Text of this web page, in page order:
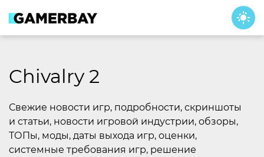
content
Chivalry 2
Свежие новости игр, подробности, скриншоты
и статьи, новости игровой индустрии, обзоры,
ТОПы, моды, даты выхода игр, оценки,
системные требования игр, решение